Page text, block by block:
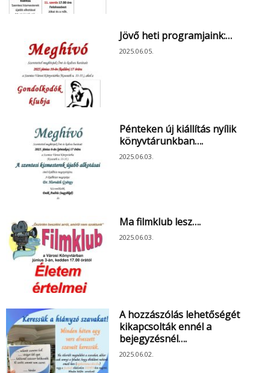
Jövő heti programjaink:…
2025.06.05.
Pénteken új kiállítás nyílik
könyvtárunkban….
2025.06.03.
Ma filmklub lesz….
2025.06.03.
A hozzászólás lehetőségét
kikapcsolták ennél a
bejegyzésnél….
2025.06.02.